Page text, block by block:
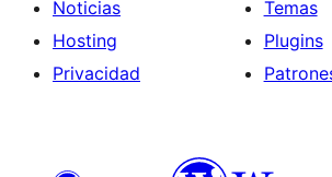
Noticias
Hosting
Privacidad
Temas
Plugins